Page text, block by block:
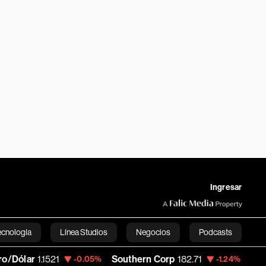
Ingresar
Línea Studios Negocios Podcasts
English
1.1521 -0.05% Southern Corp 182.71 -1.24% Copa